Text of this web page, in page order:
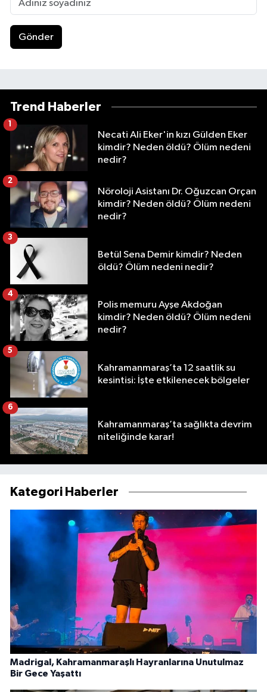
Gönder
Trend Haberler
Necati Ali Eker'in kızı Gülden Eker
kimdir? Neden öldü? Ölüm nedeni
nedir?
1
Nöroloji Asistanı Dr. Oğuzcan Orçan
kimdir? Neden öldü? Ölüm nedeni
nedir?
2
Betül Sena Demir kimdir? Neden
öldü? Ölüm nedeni nedir?
3
Polis memuru Ayşe Akdoğan
kimdir? Neden öldü? Ölüm nedeni
nedir?
4
Kahramanmaraş’ta 12 saatlik su
kesintisi: İşte etkilenecek bölgeler
5
Kahramanmaraş’ta sağlıkta devrim
niteliğinde karar!
6
Kategori Haberler
Madrigal, Kahramanmaraşlı Hayranlarına Unutulmaz
Bir Gece Yaşattı